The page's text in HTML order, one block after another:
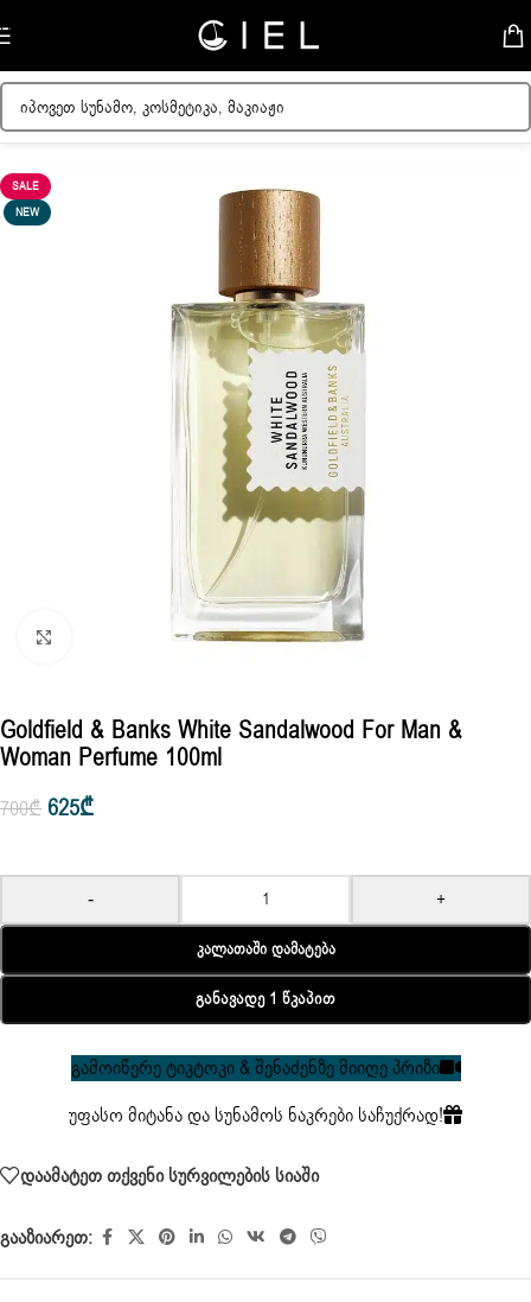
Skip to navigation
მთავარი/უნისექსი სუნამო
SALE
NEW
Click to enlarge
Goldfield & Banks White Sandalwood For Man &
Woman Perfume 100ml
700₾ 625₾
- +
Კალათაში Დამატება
Განავადე 1 Წკაპით
გამოიწერე ტიკტოკი & შენაძენზე მიიღე პრიზი
უფასო მიტანა და სუნამოს ნაკრები საჩუქრად!
დაამატეთ თქვენი სურვილების სიაში
გააზიარეთ: